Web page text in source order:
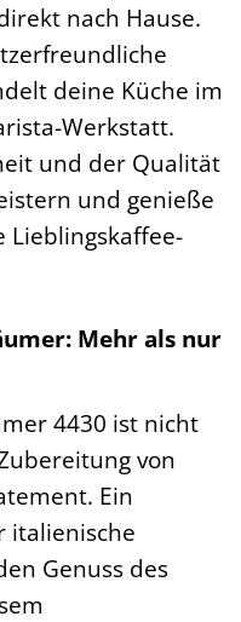
nach Hause.
deine Küche im
Werkstatt.
und der Qualität
und genieße
Lieblingskaffee-
Mehr als nur
4430 ist nicht
von
Ein
italienische
Genuss des